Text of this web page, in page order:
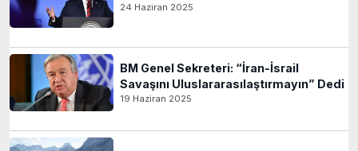
24 Haziran 2025
BM Genel Sekreteri: “İran-İsrail
Savaşını Uluslararasılaştırmayın” Dedi
19 Haziran 2025